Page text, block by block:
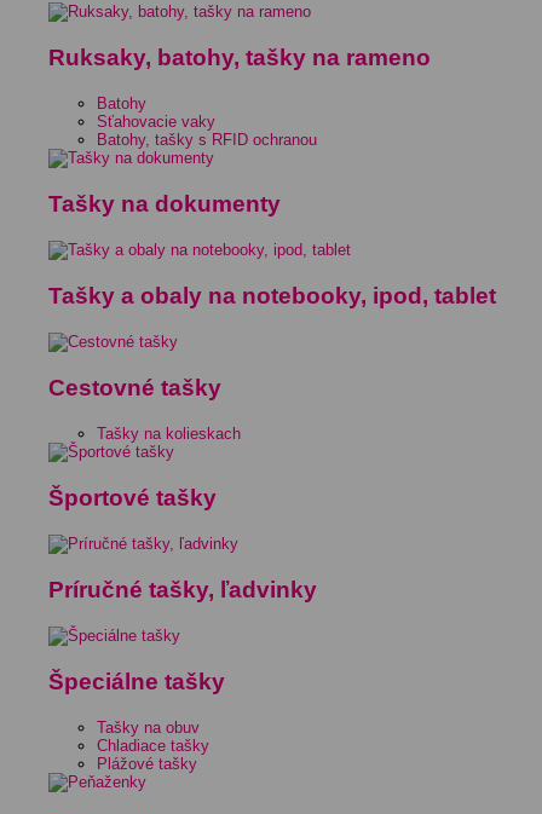
Ruksaky, batohy, tašky na rameno
Batohy
Sťahovacie vaky
Batohy, tašky s RFID ochranou
Tašky na dokumenty
Tašky a obaly na notebooky, ipod, tablet
Cestovné tašky
Tašky na kolieskach
Športové tašky
Príručné tašky, ľadvinky
Špeciálne tašky
Tašky na obuv
Chladiace tašky
Plážové tašky